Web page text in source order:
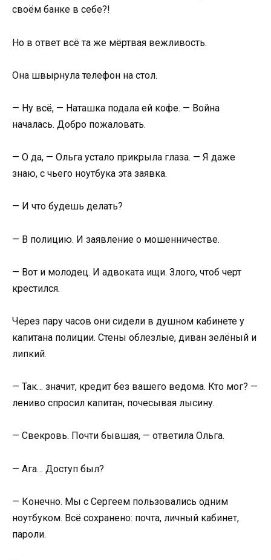
своём банке в себе?!
Но в ответ всё та же мёртвая вежливость.
Она швырнула телефон на стол.
— Ну всё, — Наташка подала ей кофе. — Война
началась. Добро пожаловать.
— О да, — Ольга устало прикрыла глаза. — Я даже
знаю, с чьего ноутбука эта заявка.
— И что будешь делать?
— В полицию. И заявление о мошенничестве.
— Вот и молодец. И адвоката ищи. Злого, чтоб черт
крестился.
Через пару часов они сидели в душном кабинете у
капитана полиции. Стены облезлые, диван зелёный и
липкий.
— Так… значит, кредит без вашего ведома. Кто мог? —
лениво спросил капитан, почесывая лысину.
— Свекровь. Почти бывшая, — ответила Ольга.
— Ага… Доступ был?
— Конечно. Мы с Сергеем пользовались одним
ноутбуком. Всё сохранено: почта, личный кабинет,
пароли.